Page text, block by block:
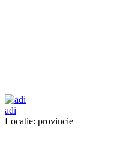
adi
Locatie: provincie